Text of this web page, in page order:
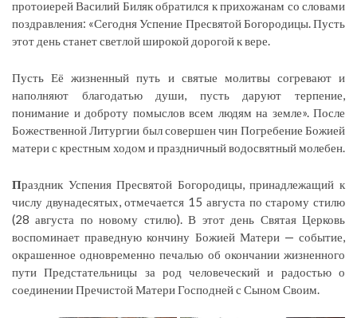
протоиерей Василий Биляк обратился к прихожанам со словами
поздравления: «Сегодня Успение Пресвятой Богородицы. Пусть
этот день станет светлой широкой дорогой к вере.
Пусть Её жизненный путь и святые молитвы согревают и
наполняют благодатью души, пусть даруют терпение,
понимание и доброту помыслов всем людям на земле». После
Божественной Литургии был совершен чин Погребение Божией
матери с крестным ходом и праздничный водосвятный молебен.
Праздник Успения Пресвятой Богородицы, принадлежащий к
числу двунадесятых, отмечается 15 августа по старому стилю
(28 августа по новому стилю). В этот день Святая Церковь
воспоминает праведную кончину Божией Матери — событие,
окрашенное одновременно печалью об окончании жизненного
пути Предстательницы за род человеческий и радостью о
соединении Пречистой Матери Господней с Сыном Своим.